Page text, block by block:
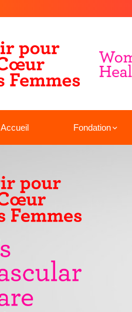
Accueil Fondation